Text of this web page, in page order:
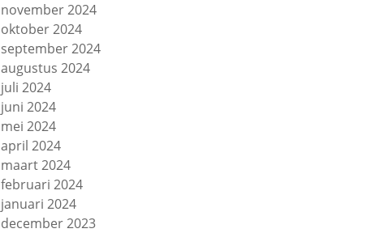
november 2024
oktober 2024
september 2024
augustus 2024
juli 2024
juni 2024
mei 2024
april 2024
maart 2024
februari 2024
januari 2024
december 2023